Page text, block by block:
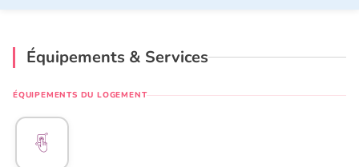
Équipements & Services
ÉQUIPEMENTS DU LOGEMENT